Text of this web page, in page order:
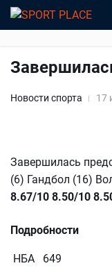
Новости спорта 17
Завершилась
(6) Гандбол (16)
8.67/10 8.50/10
Подробности
НБА 649